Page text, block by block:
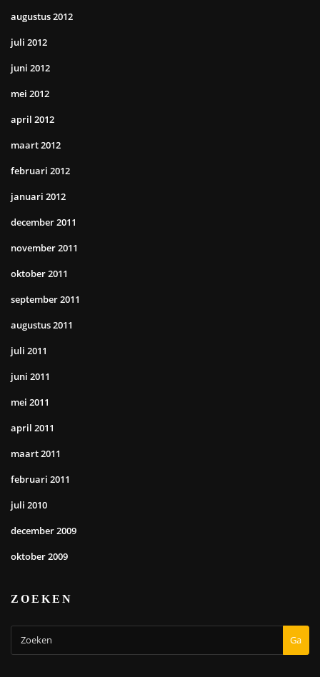
augustus 2012
juli 2012
juni 2012
mei 2012
april 2012
maart 2012
februari 2012
januari 2012
december 2011
november 2011
oktober 2011
september 2011
augustus 2011
juli 2011
juni 2011
mei 2011
april 2011
maart 2011
februari 2011
juli 2010
december 2009
oktober 2009
ZOEKEN
Ga